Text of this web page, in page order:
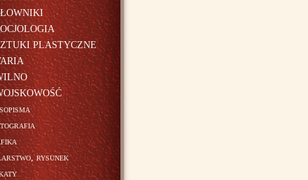
PLASTYCZNE
rysunek